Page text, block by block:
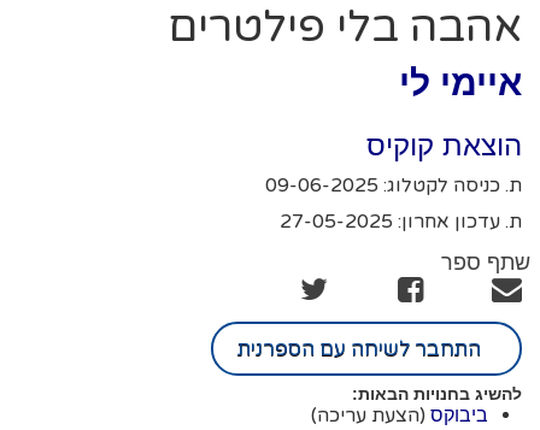
אהבה בלי פילטרים
איימי לי
הוצאת קוקיס
ת. כניסה לקטלוג: 09-06-2025
ת. עדכון אחרון: 27-05-2025
שתף ספר
התחבר לשיחה עם הספרנית
להשיג בחנויות הבאות:
ביבוקס (הצעת עריכה)